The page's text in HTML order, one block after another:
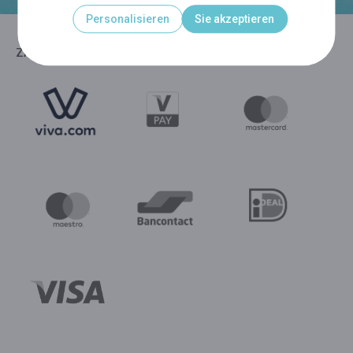
ZAHLUNGSMITTEL - VIVA.COM
Personalisieren Sie akzeptieren